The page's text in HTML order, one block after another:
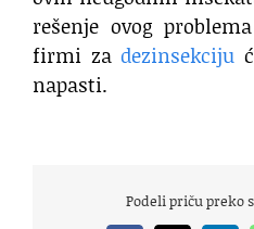
rešenje ovog
firmi za dezinsekciju
napasti.
Podeli priču preko